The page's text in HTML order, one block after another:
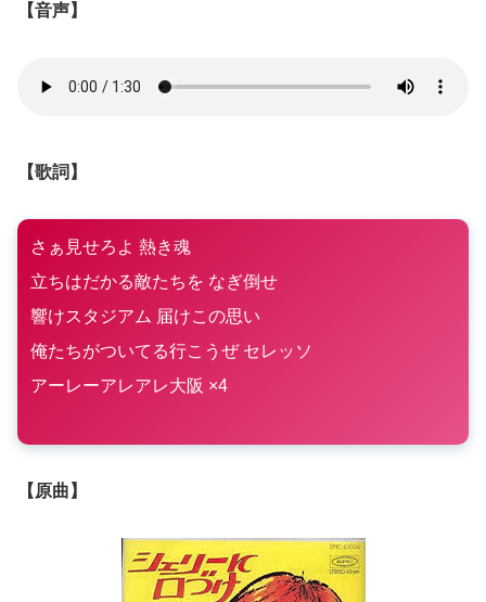
【音声】
【歌詞】
さぁ見せろよ 熱き魂
立ちはだかる敵たちを なぎ倒せ
響けスタジアム 届けこの思い
俺たちがついてる行こうぜ セレッソ
アーレーアレアレ大阪 ×4
【原曲】